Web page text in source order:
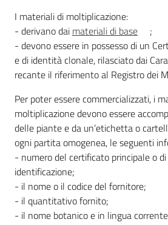
I materiali di moltiplicazione:
- derivano dai materiali di base
;
- devono essere in possesso di un
e di identità clonale, rilasciato dai
recante il riferimento al Registro dei
Per poter essere commercializzati, i
moltiplicazione devono essere
delle piante e da un’etichetta o
ogni partita omogenea, le seguenti
- numero del certificato principale o
identificazione;
- il nome o il codice del fornitore;
- il quantitativo fornito;
- il nome botanico e in lingua